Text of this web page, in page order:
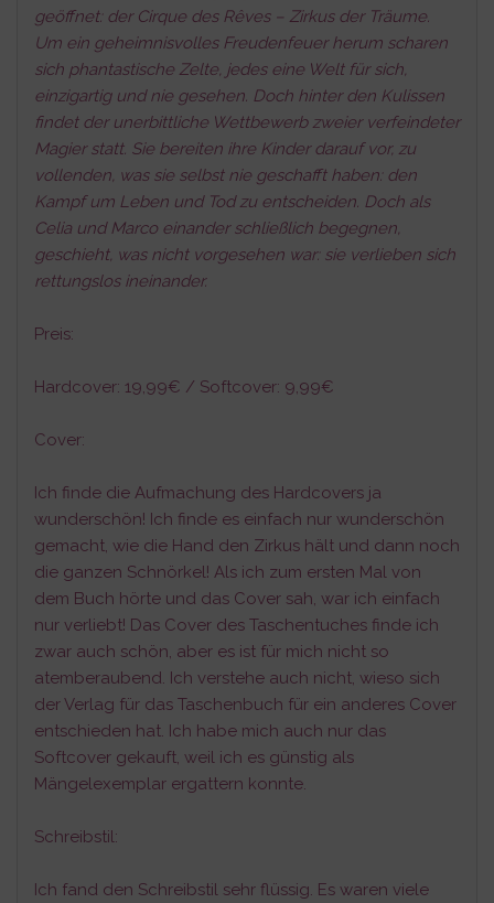
geöffnet: der Cirque des Rêves – Zirkus der Träume.
Um ein geheimnisvolles Freudenfeuer herum scharen
sich phantastische Zelte, jedes eine Welt für sich,
einzigartig und nie gesehen. Doch hinter den Kulissen
findet der unerbittliche Wettbewerb zweier verfeindeter
Magier statt. Sie bereiten ihre Kinder darauf vor, zu
vollenden, was sie selbst nie geschafft haben: den
Kampf um Leben und Tod zu entscheiden. Doch als
Celia und Marco einander schließlich begegnen,
geschieht, was nicht vorgesehen war: sie verlieben sich
rettungslos ineinander.
Preis:
Hardcover: 19,99€ / Softcover: 9,99€
Cover:
Ich finde die Aufmachung des Hardcovers ja
wunderschön! Ich finde es einfach nur wunderschön
gemacht, wie die Hand den Zirkus hält und dann noch
die ganzen Schnörkel! Als ich zum ersten Mal von
dem Buch hörte und das Cover sah, war ich einfach
nur verliebt! Das Cover des Taschentuches finde ich
zwar auch schön, aber es ist für mich nicht so
atemberaubend. Ich verstehe auch nicht, wieso sich
der Verlag für das Taschenbuch für ein anderes Cover
entschieden hat. Ich habe mich auch nur das
Softcover gekauft, weil ich es günstig als
Mängelexemplar ergattern konnte.
Schreibstil:
Ich fand den Schreibstil sehr flüssig. Es waren viele